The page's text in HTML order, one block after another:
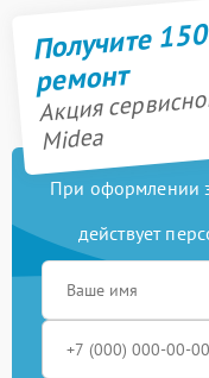
Получите
ремонт
Акция
Midea
При оформлении
действует